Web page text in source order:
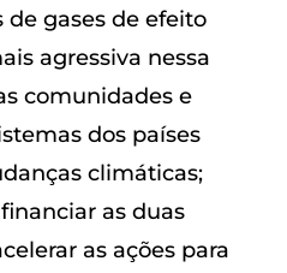
de gases de efeito
agressiva nessa
comunidades e
dos países
climáticas;
as duas
as ações para